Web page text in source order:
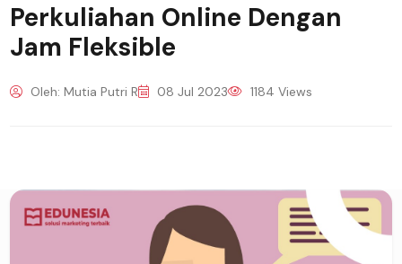
Perkuliahan Online Dengan
Jam Fleksible
Oleh: Mutia Putri R 08 Jul 2023 1184 Views